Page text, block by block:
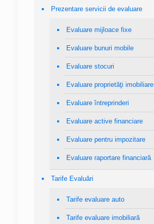
Prezentare servicii de evaluare
Evaluare mijloace fixe
Evaluare bunuri mobile
Evaluare stocuri
Evaluare proprietăţi imobiliare
Evaluare întreprinderi
Evaluare active financiare
Evaluare pentru impozitare
Evaluare raportare financiară
Tarife Evaluări
Tarife evaluare auto
Tarife evaluare imobiliară